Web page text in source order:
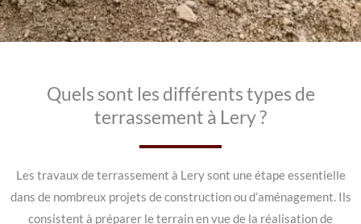
Quels sont les différents types de
terrassement à Lery ?
Les travaux de terrassement à Lery sont une étape essentielle
dans de nombreux projets de construction ou d’aménagement. Ils
consistent à préparer le terrain en vue de la réalisation de